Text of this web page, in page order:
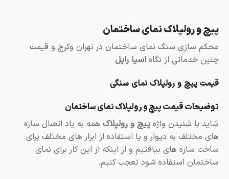
پیچ و رولپلاک نمای ساختمان
محکم سازی سنگ نمای ساختمان در تهران وکرج و قیمت
چنین خدماتی از نگاه اسیا راپل
قیمت پیچ و رولپلاک نمای سنگی
توضیحات قیمت پیچ و رولپلاک نمای ساختمان
شاید با شنیدن واژه پیچ و رولپلاک همه به یاد اتصال سازه
های مختلف به دیوار و یا استفاده از ابزار های مختلف برای
ساخت سازه های بیافتیم و از اینکه از این کار برای نمای
ساختمان استفاده شود تعجب کنیم.